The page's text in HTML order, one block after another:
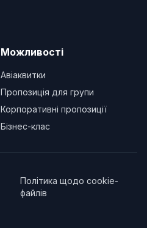
Можливості
Авіаквитки
Пропозиція для групи
Корпоративні пропозиції
Бізнес-клас
Політика щодо cookie-
файлів